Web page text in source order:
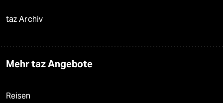
taz Archiv
Mehr taz Angebote
Reisen